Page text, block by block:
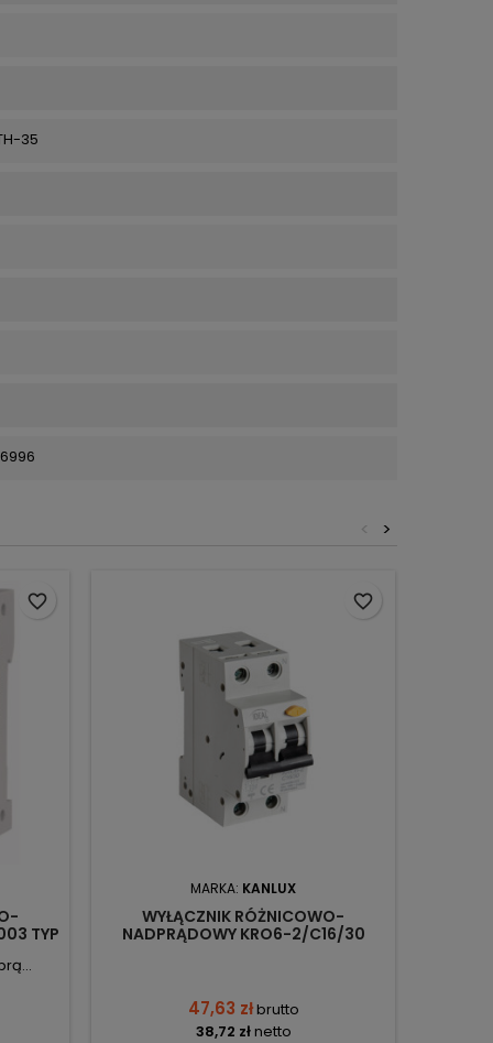
35
>
<
TYP
favorite_border
MARKA: KANLUX
WYŁĄCZNIK RÓŻNICOWO-
NADPRĄDOWY KRO6-2/C16/30
47,63 złbrutto
38,72 złnetto
favorite_border